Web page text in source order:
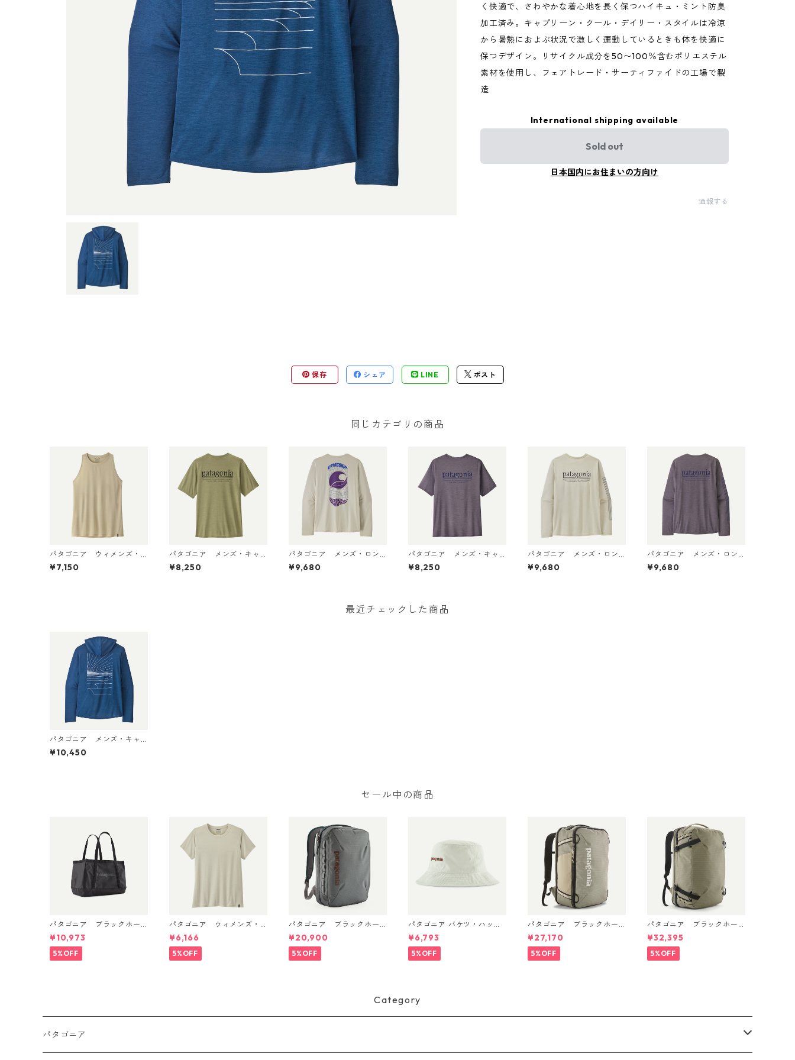
く快適で、さわやかな着心地を長く保つハイキュ・ミント防臭
加工済み。キャプリーン・クール・デイリー・スタイルは冷涼
から暑熱におよぶ状況で激しく運動しているときも体を快適に
保つデザイン。リサイクル成分を50〜100％含むポリエステル
素材を使用し、フェアトレード・サーティファイドの工場で製
造
International shipping available
Sold out
日本国内にお住まいの方向け
通報する
保存 シェア LINE ポスト
同じカテゴリの商品
パタゴニア ウィメンズ・
キャプリーン・クール・ウ
ルトラ・タンク Pumice - D
¥7,150
パタゴニア メンズ・キャ
プリーン・クール・デイリ
ー・シャツ（ハット・トリ
¥8,250
パタゴニア メンズ・ロン
グスリーブ・キャプリー
ン・クール・デイリー・シ
¥9,680
パタゴニア メンズ・キャ
プリーン・クール・デイリ
ー・シャツ（ハット・トリ
¥8,250
パタゴニア メンズ・ロン
グスリーブ・キャプリー
ン・クール・デイリー・シ
¥9,680
パタゴニア メンズ・ロン
グスリーブ・キャプリー
ン・クール・デイリー・シ
¥9,680
最近チェックした商品
パタゴニア メンズ・キャ
プリーン・クール・デイリ
ー・グラフィック・フーデ
¥10,450
セール中の商品
パタゴニア ブラックホー
ル・トート 25L (カラー Bl
ack w/Black) Patagonia Bl
ack Hole® Tote 25L 日本正
規品 製品番号 49032
¥10,973
5%OFF
パタゴニア ウィメンズ・
キャプリーン・クール・デ
イリー・シャツ Dyno Whit
e 45226
¥6,166
5%OFF
パタゴニア ブラックホー
ル・マイクロ・MLC 22L
(カラー Noble Grey) Patag
onia Black Hole® Micro ML
C® Backpack 22L 日本正規
¥20,900
5%OFF
パタゴニア バケツ・ハッ
ト 33595 Text Logo: Bir
ch White
¥6,793
5%OFF
パタゴニア ブラックホー
ル・ミニ・MLC 30L Weath
ered Stone 49266 日本正
規品
¥27,170
5%OFF
パタゴニア ブラックホー
ル・MLC 45L Weathered S
tone 49307 日本正規品
¥32,395
5%OFF
Category
パタゴニア